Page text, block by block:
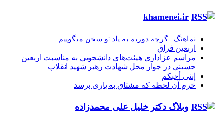
khamenei.ir
نماهنگ |‌ گرچه دوریم به یاد تو سخن میگوییم...
اربعین فراق
مراسم عزاداری هیئت‌های دانشجویی به مناسبت اربعین
حسینی در جوار محل شهادت رهبر شهید انقلاب
إننی أحبکم
خرم آن لحظه که مشتاق به یاری برسد
وبلاگ دکتر خلیل علی محمدزاده